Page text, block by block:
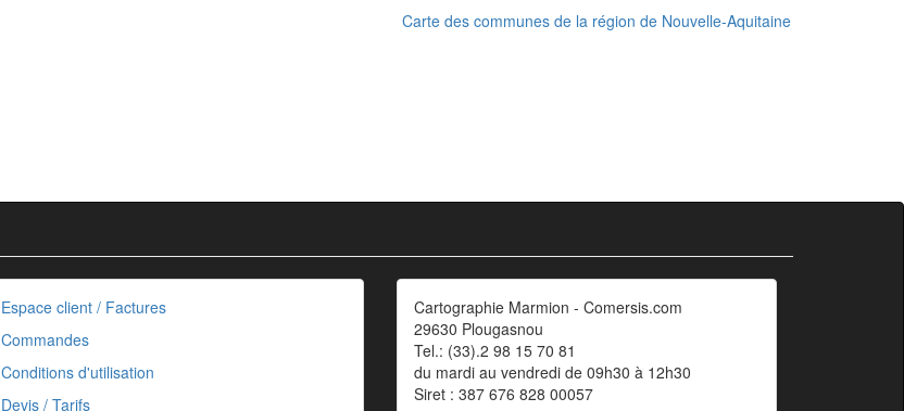
Carte des communes de la région de Nouvelle-Aquitaine
Espace client / Factures
Commandes
Conditions d'utilisation
Devis / Tarifs
Cartographie Marmion - Comersis.com
29630 Plougasnou
Tel.: (33).2 98 15 70 81
du mardi au vendredi de 09h30 à 12h30
Siret : 387 676 828 00057